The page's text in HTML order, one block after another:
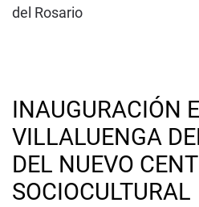
del Rosario
INAUGURACIÓN
VILLALUENGA
DEL NUEVO
SOCIOCULTURAL